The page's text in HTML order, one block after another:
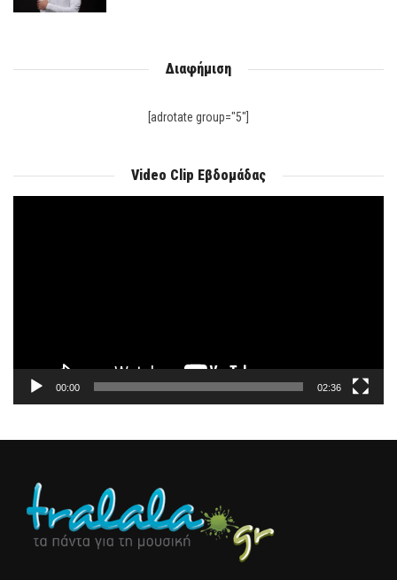
Διαφήμιση
[adrotate group="5"]
Video Clip Εβδομάδας
00:00 02:36